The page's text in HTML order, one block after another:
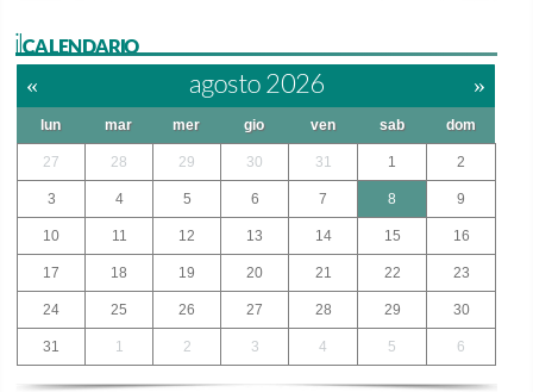
ilCALENDARIO
« agosto 2026 »
lun mar mer gio ven sab dom
27 28 29 30 31 1 2
3 4 5 6 7 8 9
10 11 12 13 14 15 16
17 18 19 20 21 22 23
24 25 26 27 28 29 30
31 1 2 3 4 5 6